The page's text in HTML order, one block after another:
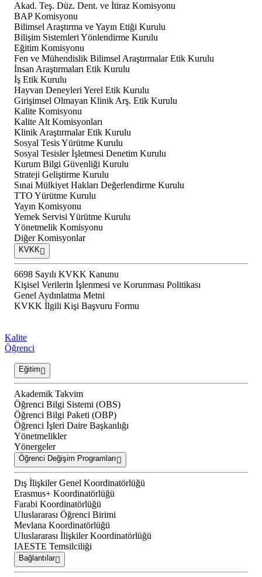
Akad. Teş. Düz. Dent. ve İtiraz Komisyonu
BAP Komisyonu
Bilimsel Araştırma ve Yayın Etiği Kurulu
Bilişim Sistemleri Yönlendirme Kurulu
Eğitim Komisyonu
Fen ve Mühendislik Bilimsel Araştırmalar Etik Kurulu
İnsan Araştırmaları Etik Kurulu
İş Etik Kurulu
Hayvan Deneyleri Yerel Etik Kurulu
Girişimsel Olmayan Klinik Arş. Etik Kurulu
Kalite Komisyonu
Kalite Alt Komisyonları
Klinik Araştırmalar Etik Kurulu
Sosyal Tesis Yürütme Kurulu
Sosyal Tesisler İşletmesi Denetim Kurulu
Kurum Bilgi Güvenliği Kurulu
Strateji Geliştirme Kurulu
Sınai Mülkiyet Hakları Değerlendirme Kurulu
TTO Yürütme Kurulu
Yayın Komisyonu
Yemek Servisi Yürütme Kurulu
Yönetmelik Komisyonu
Diğer Komisyonlar
KVKK
6698 Sayılı KVKK Kanunu
Kişisel Verilerin İşlenmesi ve Korunması Politikası
Genel Aydınlatma Metni
KVKK İlgili Kişi Başvuru Formu
Kalite
Öğrenci
Eğitim
Akademik Takvim
Öğrenci Bilgi Sistemi (OBS)
Öğrenci Bilgi Paketi (OBP)
Öğrenci İşleri Daire Başkanlığı
Yönetmelikler
Yönergeler
Öğrenci Değişim Programları
Dış İlişkiler Genel Koordinatörlüğü
Erasmus+ Koordinatörlüğü
Farabi Koordinatörlüğü
Uluslararası Öğrenci Birimi
Mevlana Koordinatörlüğü
Uluslararası İlişkiler Koordinatörlüğü
IAESTE Temsilciliği
Bağlantılar